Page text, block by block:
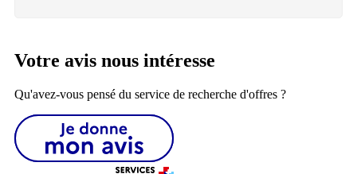
Votre avis nous intéresse
Qu'avez-vous pensé du service de recherche d'offres ?